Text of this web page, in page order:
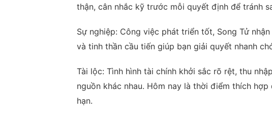
thận, cân nhắc kỹ trước mỗi quyết định để tránh
Sự nghiệp: Công việc phát triển tốt, Song Tử
và tinh thần cầu tiến giúp bạn giải quyết nhanh
Tài lộc: Tình hình tài chính khởi sắc rõ rệt, thu
nguồn khác nhau. Hôm nay là thời điểm thích
hạn.